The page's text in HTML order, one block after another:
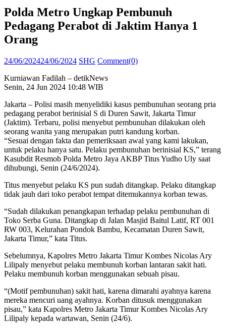
Polda Metro Ungkap Pembunuh
Pedagang Perabot di Jaktim Hanya 1
Orang
Posted
24/06/202424/06/2024 Author
SHG Comment(0)
Kurniawan Fadilah – detikNews
Senin, 24 Jun 2024 10:48 WIB
Jakarta – Polisi masih menyelidiki kasus pembunuhan seorang pria
pedagang perabot berinisial S di Duren Sawit, Jakarta Timur
(Jaktim). Terbaru, polisi menyebut pembunuhan dilakukan oleh
seorang wanita yang merupakan putri kandung korban.
“Sesuai dengan fakta dan pemeriksaan awal yang kami lakukan,
untuk pelaku hanya satu. Pelaku pembunuhan berinisial KS,” terang
Kasubdit Resmob Polda Metro Jaya AKBP Titus Yudho Uly saat
dihubungi, Senin (24/6/2024).
Titus menyebut pelaku KS pun sudah ditangkap. Pelaku ditangkap
tidak jauh dari toko perabot tempat ditemukannya korban tewas.
“Sudah dilakukan penangkapan terhadap pelaku pembunuhan di
Toko Serba Guna. Ditangkap di Jalan Masjid Baitul Latif, RT 001
RW 003, Kelurahan Pondok Bambu, Kecamatan Duren Sawit,
Jakarta Timur,” kata Titus.
Sebelumnya, Kapolres Metro Jakarta Timur Kombes Nicolas Ary
Lilipaly menyebut pelaku membunuh korban lantaran sakit hati.
Pelaku membunuh korban menggunakan sebuah pisau.
“(Motif pembunuhan) sakit hati, karena dimarahi ayahnya karena
mereka mencuri uang ayahnya. Korban ditusuk menggunakan
pisau,” kata Kapolres Metro Jakarta Timur Kombes Nicolas Ary
Lilipaly kepada wartawan, Senin (24/6).